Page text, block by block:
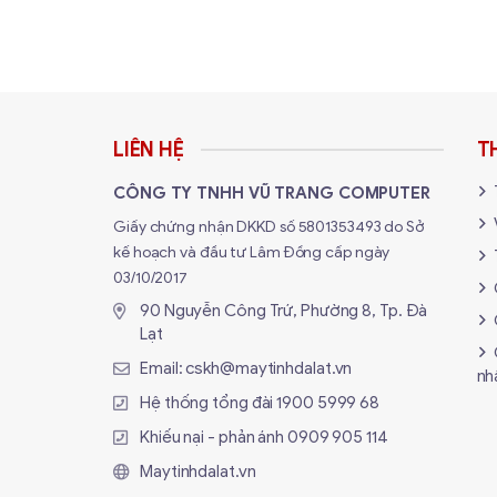
LIÊN HỆ
CÔNG TY TNHH VŨ TRANG COMPUTER
Giấy chứng nhận DKKD số 5801353493 do Sở
kế hoạch và đầu tư Lâm Đồng cấp ngày
03/10/2017
90 Nguyễn Công Trứ, Phường 8, Tp. Đà
Lạt
Email:cskh@maytinhdalat.vn
Hệ thống tổng đài1900 5999 68
Khiếu nại - phản ánh 0909 905 114
Maytinhdalat.vn